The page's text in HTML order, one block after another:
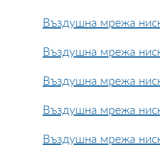
Въздушна мрежа
Въздушна мрежа
Въздушна мрежа
Въздушна мрежа
Въздушна мрежа